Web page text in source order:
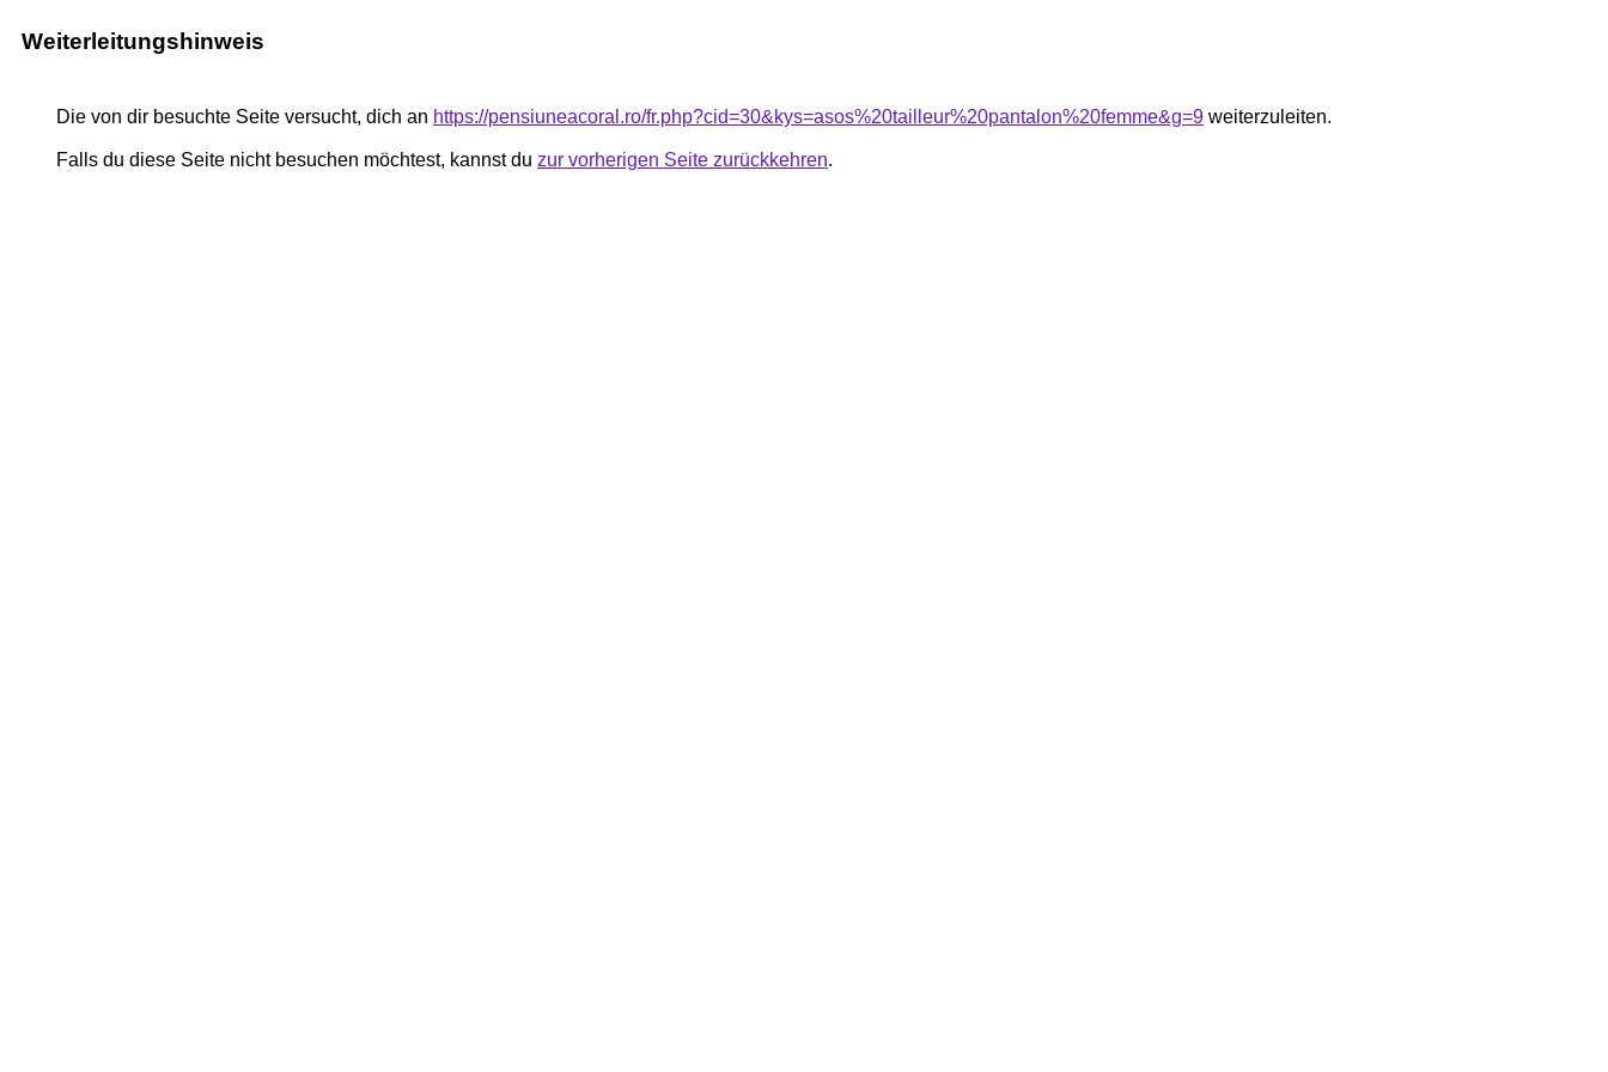
Weiterleitungshinweis
Die von dir besuchte Seite versucht, dich an https://pensiuneacoral.ro/fr.php?cid=30&kys=asos%20tailleur%20pantalon%20femme&g=9 weiterzuleiten.
Falls du diese Seite nicht besuchen möchtest, kannst du zur vorherigen Seite zurückkehren.